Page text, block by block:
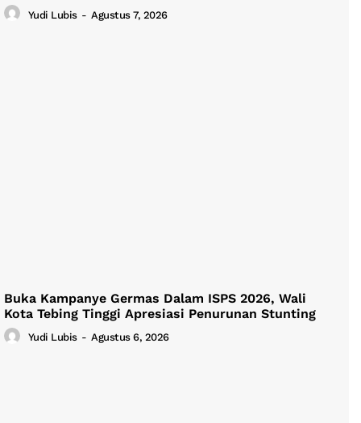
Yudi Lubis - Agustus 7, 2026
Buka Kampanye Germas Dalam ISPS 2026, Wali
Kota Tebing Tinggi Apresiasi Penurunan Stunting
Yudi Lubis - Agustus 6, 2026